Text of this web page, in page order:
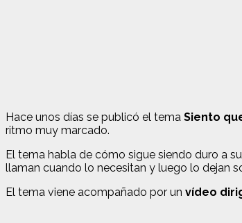
Hace unos días se publicó el tema Siento
ritmo muy marcado.
El tema habla de cómo sigue siendo duro a
llaman cuando lo necesitan y luego lo dejan
El tema viene acompañado por un vídeo